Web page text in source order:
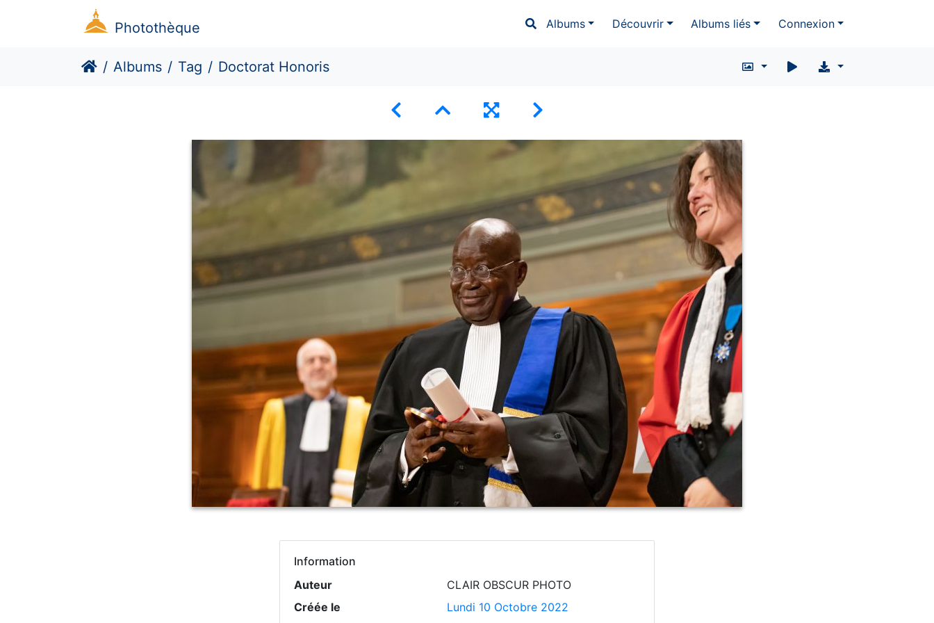
Photothèque Albums Découvrir Albums liés Connexion
Albums Tag Doctorat Honoris
Information
Auteur
CLAIR OBSCUR PHOTO
Créée le
Lundi 10 Octobre 2022